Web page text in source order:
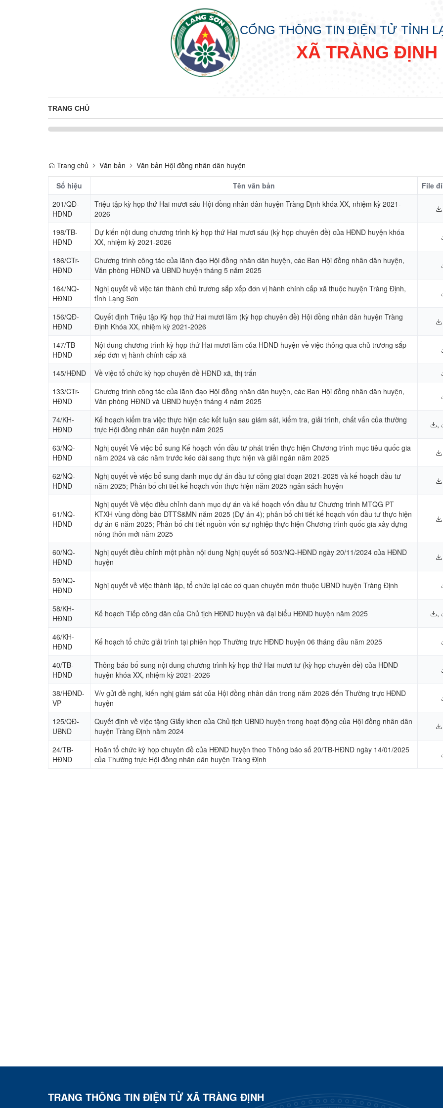
CỔNG THÔNG TIN ĐIỆN TỬ TỈNH
XÃ TRÀNG ĐỊNH
TRANG CHỦ
Trang chủ Văn bản Văn bản Hội đồng nhân dân huyện
Số hiệu Tên văn bản
File
201/QĐ-
HĐND
Triệu tập kỳ họp thứ Hai mươi sáu Hội đồng nhân dân huyện Tràng Định khóa XX, nhiệm kỳ 2021-
2026
198/TB-
HĐND
Dự kiến nội dung chương trình kỳ họp thứ Hai mươi sáu (kỳ họp chuyên đề) của HĐND huyện khóa
XX, nhiệm kỳ 2021-2026
186/CTr-
HĐND
Chương trình công tác của lãnh đạo Hội đồng nhân dân huyện, các Ban Hội đồng nhân dân huyện,
Văn phòng HĐND và UBND huyện tháng 5 năm 2025
164/NQ-
HĐND
Nghị quyết về việc tán thành chủ trương sắp xếp đơn vị hành chính cấp xã thuộc huyện Tràng Định,
tỉnh Lạng Sơn
156/QĐ-
HĐND
Quyết định Triệu tập Kỳ họp thứ Hai mươi lăm (kỳ họp chuyên đề) Hội đồng nhân dân huyện Tràng
Định Khóa XX, nhiệm kỳ 2021-2026
147/TB-
HĐND
Nội dung chương trình kỳ họp thứ Hai mươi lăm của HĐND huyện về việc thông qua chủ trương sắp
xếp đơn vị hành chính cấp xã
145/HĐND
Về việc tổ chức kỳ họp chuyên đề HĐND xã, thị trấn
133/CTr-
HĐND
Chương trình công tác của lãnh đạo Hội đồng nhân dân huyện, các Ban Hội đồng nhân dân huyện,
Văn phòng HĐND và UBND huyện tháng 4 năm 2025
74/KH-
HĐND
Kế hoạch kiểm tra việc thực hiện các kết luận sau giám sát, kiểm tra, giải trình, chất vấn của thường
trực Hội đồng nhân dân huyện năm 2025
,
63/NQ-
HĐND
Nghị quyết Về việc bổ sung Kế hoạch vốn đầu tư phát triển thực hiện Chương trình mục tiêu quốc gia
năm 2024 và các năm trước kéo dài sang thực hiện và giải ngân năm 2025
62/NQ-
HĐND
Nghị quyết về việc bổ sung danh mục dự án đầu tư công giai đoạn 2021-2025 và kế hoạch đầu tư
năm 2025; Phân bổ chi tiết kế hoạch vốn thực hiện năm 2025 ngân sách huyện
61/NQ-
HĐND
Nghị quyết Về việc điều chỉnh danh mục dự án và kế hoạch vốn đầu tư Chương trình MTQG PT
KTXH vùng đồng bào DTTS&MN năm 2025 (Dự án 4); phân bổ chi tiết kế hoạch vốn đầu tư thực hiện
dự án 6 năm 2025; Phân bổ chi tiết nguồn vốn sự nghiệp thực hiện Chương trình quốc gia xây dựng
nông thôn mới năm 2025
60/NQ-
HĐND
Nghị quyết điều chỉnh một phần nội dung Nghị quyết số 503/NQ-HĐND ngày 20/11/2024 của HĐND
huyện
59/NQ-
HĐND
Nghị quyết về việc thành lập, tổ chức lại các cơ quan chuyên môn thuộc UBND huyện Tràng Định
58/KH-
HĐND
Kế hoạch Tiếp công dân của Chủ tịch HĐND huyện và đại biểu HĐND huyện năm 2025 ,
46/KH-
HĐND
Kế hoạch tổ chức giải trình tại phiên họp Thường trực HĐND huyện 06 tháng đầu năm 2025
40/TB-
HĐND
Thông báo bổ sung nội dung chương trình kỳ họp thứ Hai mươi tư (kỳ họp chuyên đề) của HĐND
huyện khóa XX, nhiệm kỳ 2021-2026
38/HĐND-
VP
V/v gửi đề nghị, kiến nghị giám sát của Hội đồng nhân dân trong năm 2026 đến Thường trực HĐND
huyện
125/QĐ-
UBND
Quyết định về việc tặng Giấy khen của Chủ tịch UBND huyện trong hoạt động của Hội đồng nhân dân
huyện Tràng Định năm 2024
24/TB-
HĐND
Hoãn tổ chức kỳ họp chuyên đề của HĐND huyện theo Thông báo số 20/TB-HĐND ngày 14/01/2025
của Thường trực Hội đồng nhân dân huyện Tràng Định
TRANG THÔNG TIN ĐIỆN TỬ XÃ TRÀNG ĐỊNH